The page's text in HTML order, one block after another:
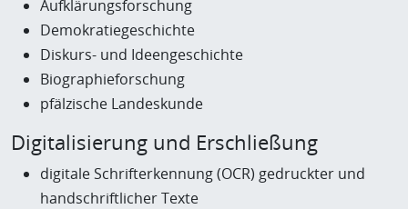
Aufklärungsforschung
Demokratiegeschichte
Diskurs- und Ideengeschichte
Biographieforschung
pfälzische Landeskunde
Digitalisierung und Erschließung
digitale Schrifterkennung (OCR) gedruckter und
handschriftlicher Texte